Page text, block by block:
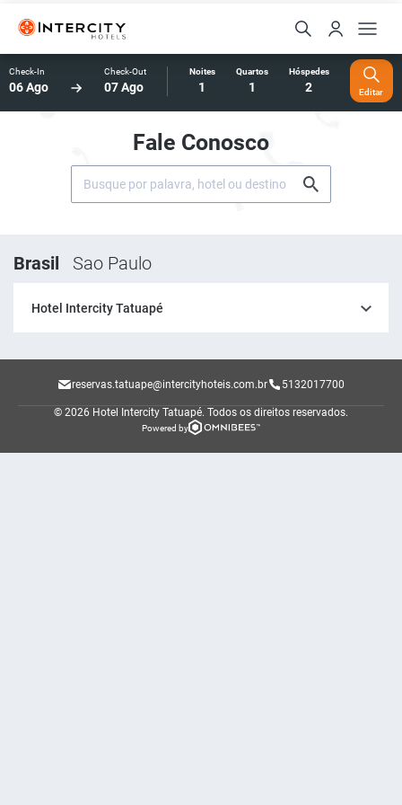
Check-In
06 Ago
Check-Out
07 Ago
Noites
1
Quartos
1
Hóspedes
2 Editar
Fale Conosco
Brasil Sao Paulo
Hotel Intercity Tatuapé
reservas.tatuape@intercityhoteis.com.br 5132017700
© 2026 Hotel Intercity Tatuapé. Todos os direitos reservados.
Powered by